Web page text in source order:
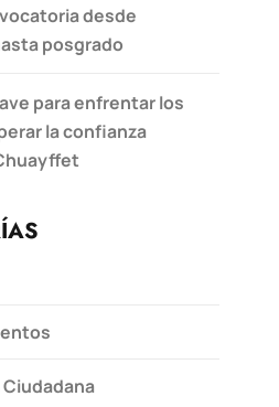
desde
posgrado
para enfrentar los
la confianza